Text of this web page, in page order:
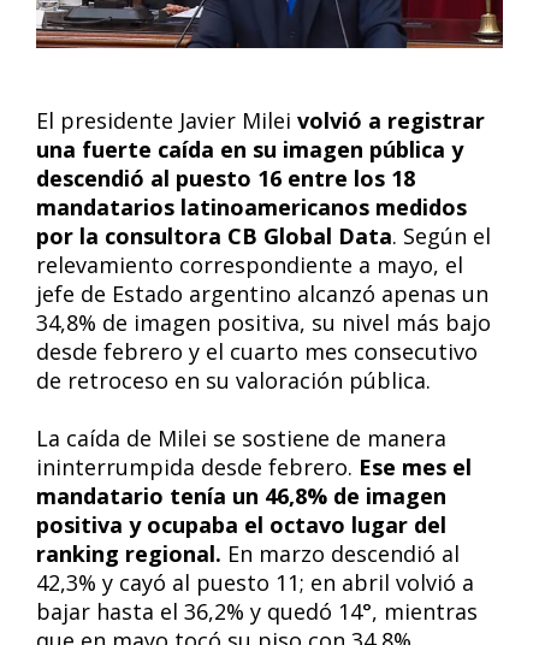
El presidente Javier Milei volvió a registrar
una fuerte caída en su imagen pública y
descendió al puesto 16 entre los 18
mandatarios latinoamericanos medidos
por la consultora CB Global Data. Según el
relevamiento correspondiente a mayo, el
jefe de Estado argentino alcanzó apenas un
34,8% de imagen positiva, su nivel más bajo
desde febrero y el cuarto mes consecutivo
de retroceso en su valoración pública.
La caída de Milei se sostiene de manera
ininterrumpida desde febrero. Ese mes el
mandatario tenía un 46,8% de imagen
positiva y ocupaba el octavo lugar del
ranking regional. En marzo descendió al
42,3% y cayó al puesto 11; en abril volvió a
bajar hasta el 36,2% y quedó 14°, mientras